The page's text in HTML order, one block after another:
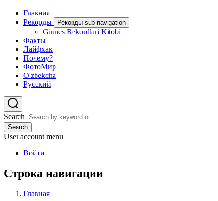
Главная
Рекорды
Рекорды sub-navigation
Ginnes Rekordlari Kitobi
Факты
Лайфхак
Почему?
ФотоМир
O'zbekcha
Русский
Search
Search
User account menu
Войти
Строка навигации
Главная